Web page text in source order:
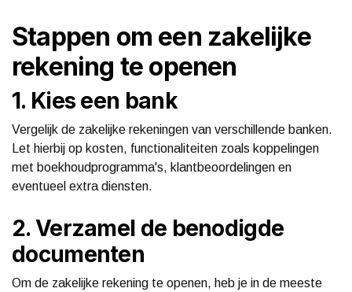
Stappen om een zakelijke
rekening te openen
1. Kies een bank
Vergelijk de zakelijke rekeningen van verschillende banken.
Let hierbij op kosten, functionaliteiten zoals koppelingen
met boekhoudprogramma's, klantbeoordelingen en
eventueel extra diensten.
2. Verzamel de benodigde
documenten
Om de zakelijke rekening te openen, heb je in de meeste